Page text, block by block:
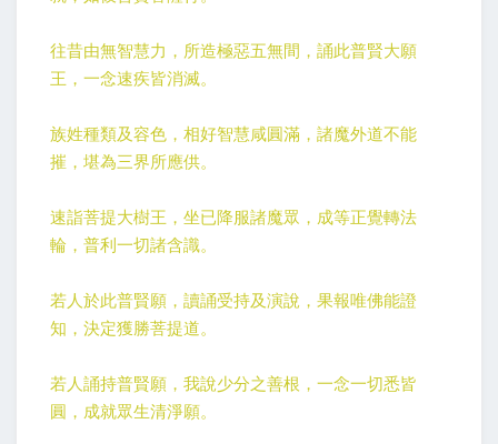
往昔由無智慧力，所造極惡五無間，誦此普賢大願
王，一念速疾皆消滅。
族姓種類及容色，相好智慧咸圓滿，諸魔外道不能
摧，堪為三界所應供。
速詣菩提大樹王，坐已降服諸魔眾，成等正覺轉法
輪，普利一切諸含識。
若人於此普賢願，讀誦受持及演說，果報唯佛能證
知，決定獲勝菩提道。
若人誦持普賢願，我說少分之善根，一念一切悉皆
圓，成就眾生清淨願。